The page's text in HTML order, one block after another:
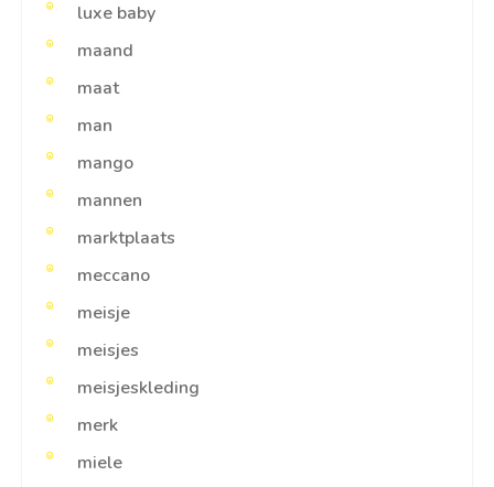
luxe baby
maand
maat
man
mango
mannen
marktplaats
meccano
meisje
meisjes
meisjeskleding
merk
miele